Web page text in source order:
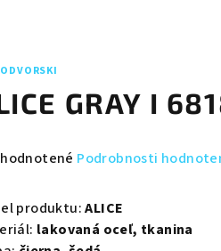
GRAY I
Podrobnosti
produktu:ALICE
lakovaná oceľ, tkanina